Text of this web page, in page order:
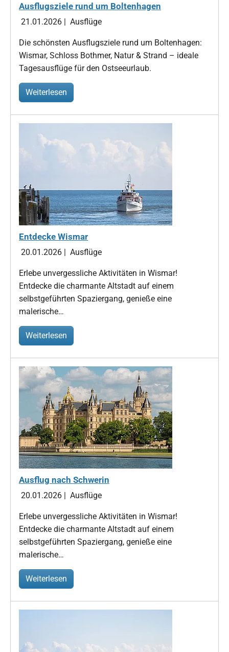
Ausflugsziele rund um Boltenhagen
21.01.2026 | Ausflüge
Die schönsten Ausflugsziele rund um Boltenhagen:
Wismar, Schloss Bothmer, Natur & Strand – ideale
Tagesausflüge für den Ostseeurlaub.
Weiterlesen
Entdecke Wismar
20.01.2026 | Ausflüge
Erlebe unvergessliche Aktivitäten in Wismar!
Entdecke die charmante Altstadt auf einem
selbstgeführten Spaziergang, genieße eine
malerische…
Weiterlesen
Ausflug nach Schwerin
20.01.2026 | Ausflüge
Erlebe unvergessliche Aktivitäten in Wismar!
Entdecke die charmante Altstadt auf einem
selbstgeführten Spaziergang, genieße eine
malerische…
Weiterlesen